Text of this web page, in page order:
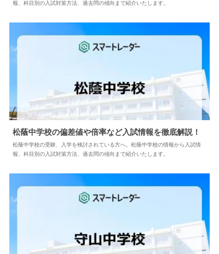
報、科目別の入試対策方法、過去問の傾向まで紹介いたします。
中学情報
松蔭中学校の偏差値や倍率など入試情報を徹底解説！
松蔭中学校の受験、入学を検討されている方へ。松蔭中学校の情報から入試情
報、科目別の入試対策方法、過去問の傾向まで紹介いたします。